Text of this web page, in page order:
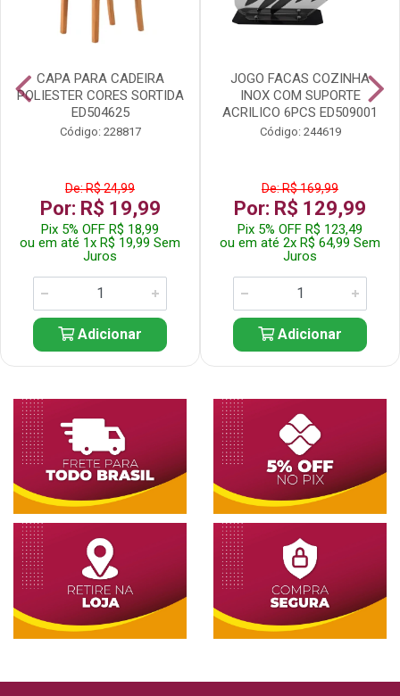
CAPA PARA CADEIRA
POLIESTER CORES SORTIDA
ED504625
Código: 228817
De: R$ 24,99
Por: R$ 19,99
Pix 5% OFF R$ 18,99
ou em até 1x R$ 19,99 Sem
Juros
Adicionar
JOGO FACAS COZINHA
INOX COM SUPORTE
ACRILICO 6PCS ED509001
Código: 244619
De: R$ 169,99
Por: R$ 129,99
Pix 5% OFF R$ 123,49
ou em até 2x R$ 64,99 Sem
Juros
Adicionar